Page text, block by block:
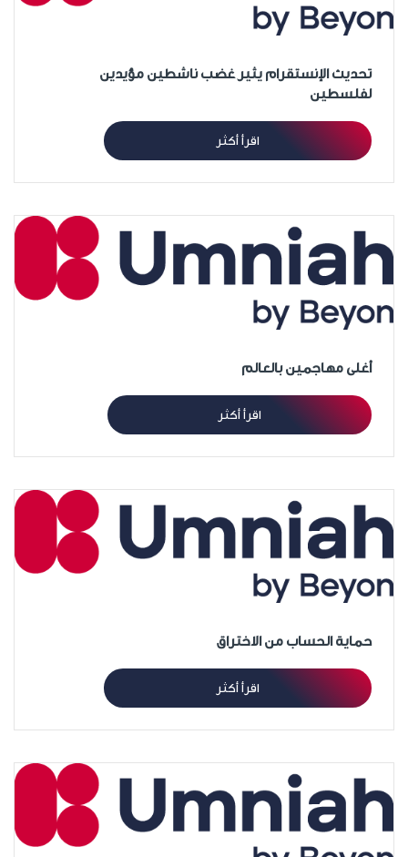
تحديث الإنستقرام يثير غضب ناشطين مؤيدين
لفلسطين
اقرأ أكثر
أغلى مهاجمين بالعالم
اقرأ أكثر
حماية الحساب من الاختراق
اقرأ أكثر